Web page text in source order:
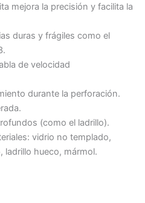
mejora la precisión y facilita la
duras y frágiles como el
de velocidad
durante la perforación.
(como el ladrillo).
vidrio no templado,
ladrillo hueco, mármol.